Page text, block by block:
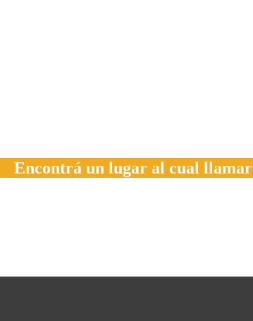
Encontrá un lugar al cual llamar